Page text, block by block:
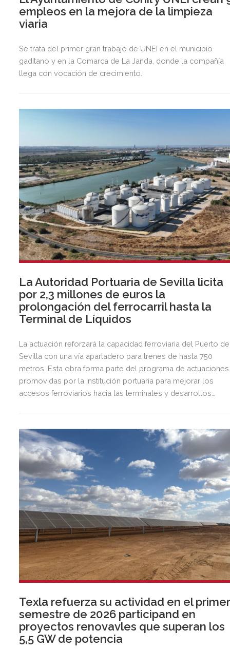
empleos en la mejora de la limpieza
viaria
Se trata del primer gran trabajo de UNEI en el municipio
gaditano y en la Comarca de La Janda, donde la compañía
llega con vocación de crecimiento.
La Autoridad Portuaria de Sevilla licita
por 2,3 millones de euros la
prolongación del ferrocarril hasta la
Terminal de Líquidos
La actuación reforzará la capacidad ferroviaria del Puerto de
Sevilla con una vía apartadero para trenes de hasta 750
metros. Esta obra forma parte del programa de actuaciones
promovidas por la Institución portuaria para mejorar los
accesos ferroviarios hacia las terminales y desarrollos
Texla refuerza su actividad en el
semestre de 2026 participand en
proyectos renovavles que superan los
5,5 GW de potencia